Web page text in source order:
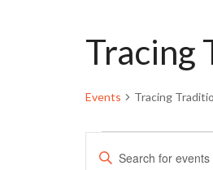
Tracing
Events Tracing